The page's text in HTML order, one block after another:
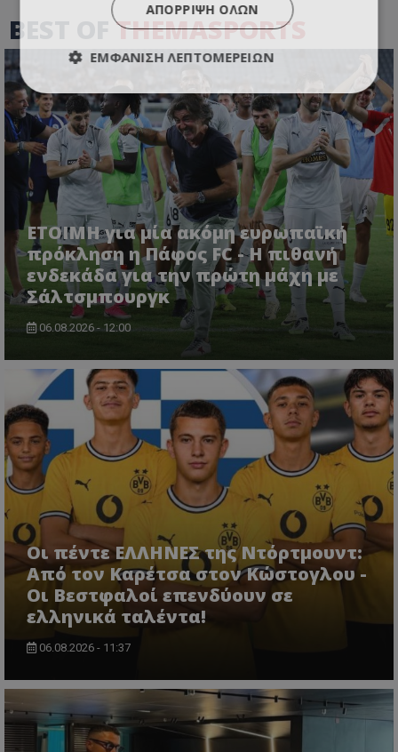
BEST OFTHEMASPORTS
ΕΤΟΙΜΗ για μία ακόμη ευρωπαϊκή
πρόκληση η Πάφος FC - Η πιθανή
ενδεκάδα για την πρώτη μάχη με
Σάλτσμπουργκ
06.08.2026 - 12:00
Οι πέντε ΕΛΛΗΝΕΣ της Ντόρτμουντ:
Από τον Καρέτσα στον Κώστογλου -
Οι Βεστφαλοί επενδύουν σε
ελληνικά ταλέντα!
06.08.2026 - 11:37
ΑΠΌΡΡΙΨΗ ΌΛΩΝ
ΕΜΦΆΝΙΣΗ ΛΕΠΤΟΜΕΡΕΙΏΝ